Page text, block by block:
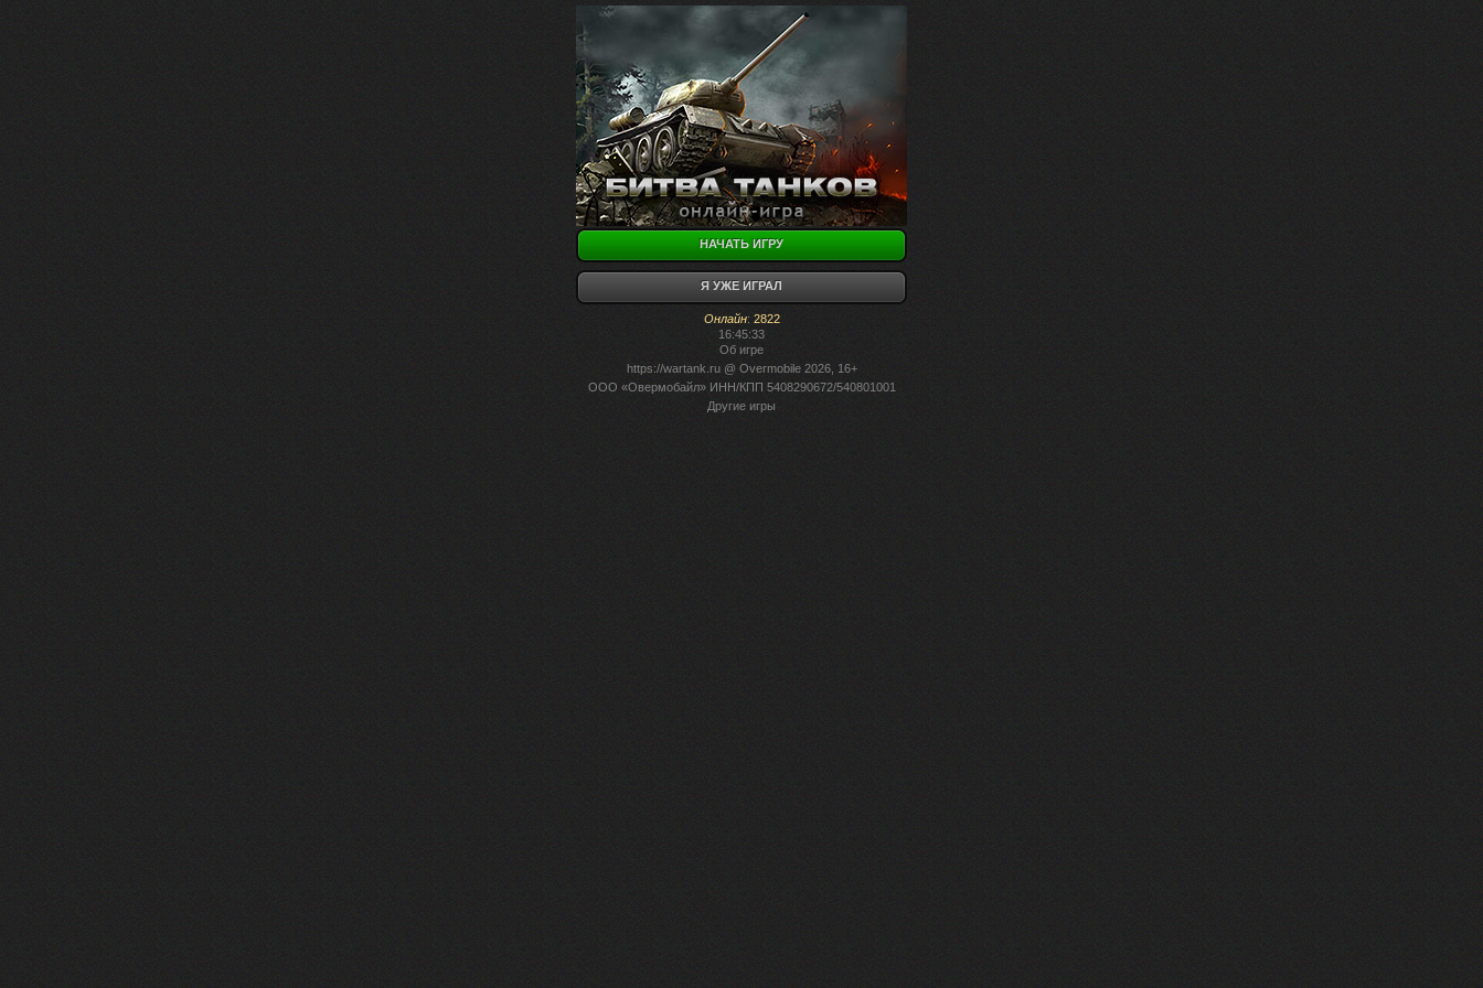
НАЧАТЬ ИГРУ
Я УЖЕ ИГРАЛ
Онлайн: 2822
16:45:33
Об игре
https://wartank.ru@ Overmobile 2026, 16+
ООО «Овермобайл» ИНН/КПП 5408290672/540801001
Другие игры